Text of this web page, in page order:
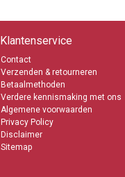
Klantenservice
Contact
Verzenden & retourneren
Betaalmethoden
Verdere kennismaking met ons
Algemene voorwaarden
Privacy Policy
Disclaimer
Sitemap